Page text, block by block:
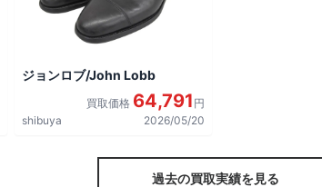
ジョンロブ/John Lobb
買取価格 64,791 円
shibuya
2026/05/20
過去の買取実績を見る